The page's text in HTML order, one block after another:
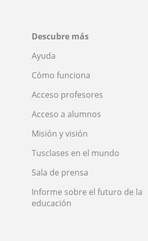
Descubre más
Ayuda
Cómo funciona
Acceso profesores
Acceso a alumnos
Misión y visión
Tusclases en el mundo
Sala de prensa
Informe sobre el futuro de la
educación